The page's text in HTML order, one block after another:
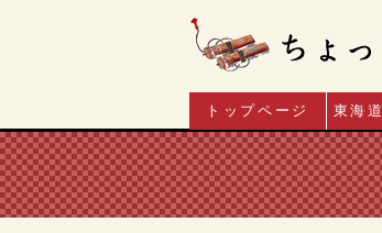
トップページ 東海